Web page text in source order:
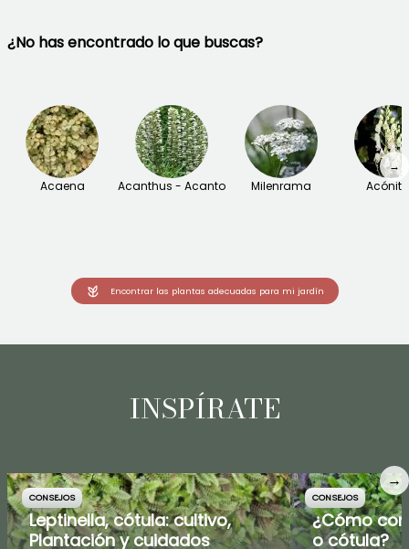
¿No has encontrado lo que buscas?
Acaena Acanthus - Acanto Milenrama
→
Encontrar las plantas adecuadas para mi jardín
INSPÍRATE
CONSEJOS
Leptinella, cótula: cultivo,
Plantación y cuidados
CONSEJOS
¿Cómo
o cótula?
→